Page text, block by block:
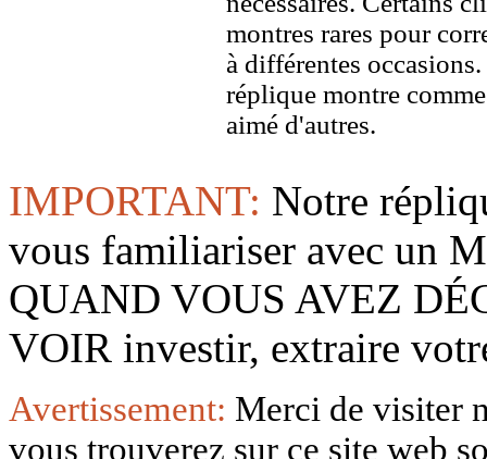
montres rares pour
à différentes
réplique montre
aimé d'autres.
IMPORTANT: Notre
vous familiariser avec un
QUAND VOUS AVEZ
VOIR investir, extraire
Avertissement: Merci de visiter
vous trouverez sur ce site web